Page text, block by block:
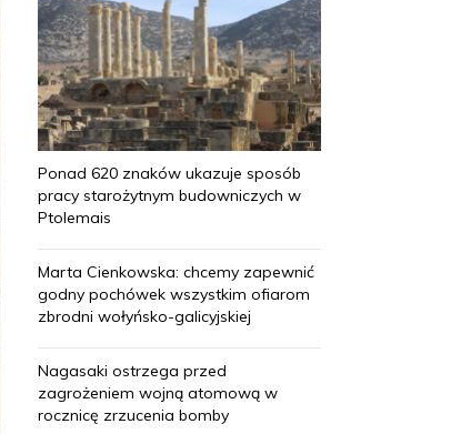
Ponad 620 znaków ukazuje sposób
pracy starożytnym budowniczych w
Ptolemais
Marta Cienkowska: chcemy zapewnić
godny pochówek wszystkim ofiarom
zbrodni wołyńsko-galicyjskiej
Nagasaki ostrzega przed
zagrożeniem wojną atomową w
rocznicę zrzucenia bomby